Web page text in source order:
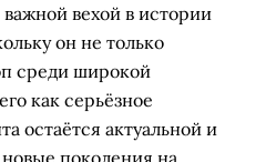
вехой в истории
он не только
среди широкой
как серьёзное
остаётся актуальной и
поколения на